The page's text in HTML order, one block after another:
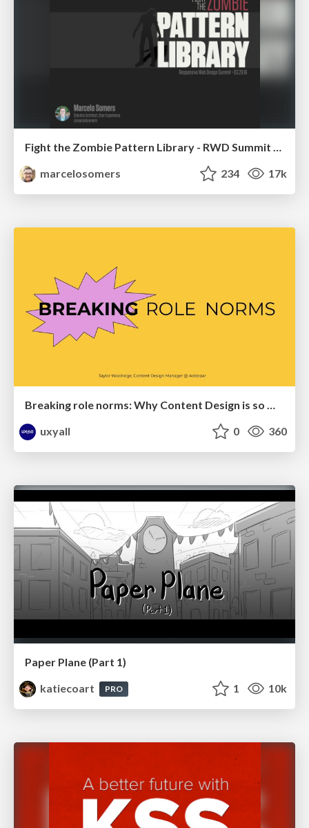
Fight the Zombie Pattern Library - RWD Summit 2016
marcelosomers
234 17k
Breaking role norms: Why Content Design is so much more than writing copy - Taylor Woolridge
uxyall
0 360
Paper Plane (Part 1)
katiecoart
PRO 1 10k